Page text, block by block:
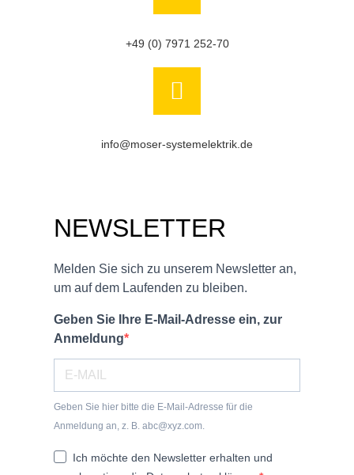
+49 (0) 7971 252-70
info@moser-systemelektrik.de
NEWSLETTER
Melden Sie sich zu unserem Newsletter an,
um auf dem Laufenden zu bleiben.
Geben Sie Ihre E-Mail-Adresse ein, zur
Anmeldung
Geben Sie hier bitte die E-Mail-Adresse für die
Anmeldung an, z. B. abc@xyz.com.
Ich möchte den Newsletter erhalten und